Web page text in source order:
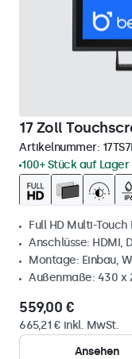
17 Zoll
Artikelnummer:
100+ Stück auf Lager
Full HD Multi-Touch
Anschlüsse: HDMI,
Montage: Einbau,
Außenmaße: 430 x
559,00 €
665,21 € inkl. MwSt.
Ansehen